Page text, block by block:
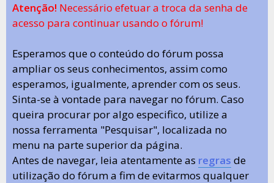
Atenção! Necessário efetuar a troca da senha de
acesso para continuar usando o fórum!
Esperamos que o conteúdo do fórum possa
ampliar os seus conhecimentos, assim como
esperamos, igualmente, aprender com os seus.
Sinta-se à vontade para navegar no fórum. Caso
queira procurar por algo especifico, utilize a
nossa ferramenta "Pesquisar", localizada no
menu na parte superior da página.
Antes de navegar, leia atentamente as regras de
utilização do fórum a fim de evitarmos qualquer